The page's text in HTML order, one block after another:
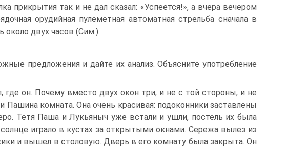
прикрытия так и не дал сказал: «Успеется!», а вчера вечером
орудийная пулеметная автоматная стрельба сначала в
двух часов (Сим.).
предложения и дайте их анализ. Объясните употребление
где он. Почему вместо двух окон три, и не с той стороны, и не
Пашина комната. Она очень красивая: подоконники заставлены
Тетя Паша и Лукьяныч уже встали и ушли, постель их была
играло в кустах за открытыми окнами. Сережа вылез из
и вышел в столовую. Дверь в его комнату была закрыта. Он